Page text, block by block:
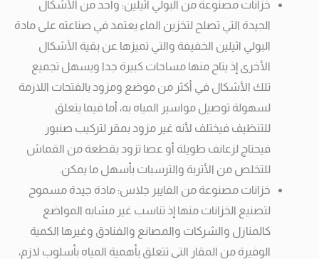
خزانات مصنوعة من البولي اثيلين: واحد من الأشكال
الجيدة التي تصلح لتخزين الماء يعتمد في صناعته على مادة
البولي اثيلين الخفيفة والتي تميزها عن بقية الأشكال
الأخرى إذ يتاح منها مساحات كبيرة جدا ويسهل تجميع
تلك الأشكال في أكثر من موضع ومزود بالفتحات اللازمة
لسهولة توصيل مواسير المياه به، أما فيما يتعلق
للتنظيف فيختلف لأنه غير مزود بمقر لتركيب صنبور
فيحتاج لزعانف طويلة أو عصا تزود بقطعة من القماش
للتخلص من الأتربة والترسبات بأسهل ما يمكن.
خزانات مصنوعة من الفايبر جلاس: مادة جيدة مسموح
لتصنيع الخزانات منها إذ تناسب غير مشابه المواضع
كالمنازل والشركات والمصانع والفنادق وغيرها الكمية
الوفيرة من المقار التي تتعلق بأهمية المياه بأسلوب لازم،